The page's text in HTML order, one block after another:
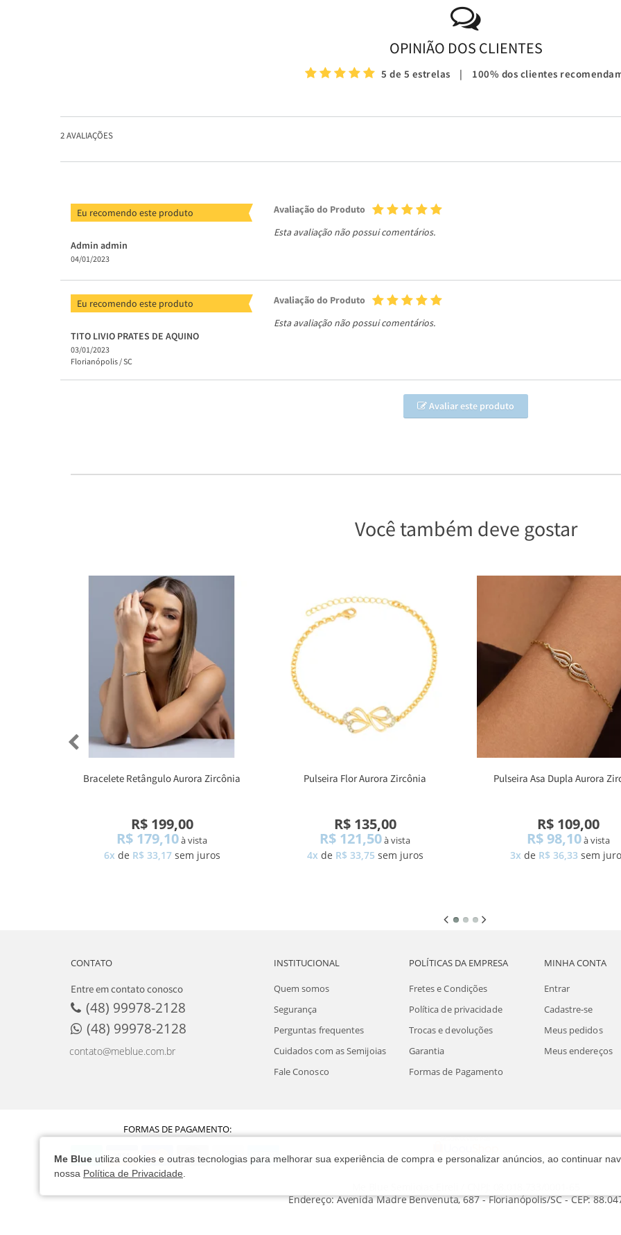
Me Blue utiliza cookies e outras tecnologias para melhorar sua experiência de compra e personalizar anúncios, ao continuar
nossa Política de Privacidade
OPINIÃO DOS CLIENTES
5 de 5 estrelas | 100% dos clientes
2AVALIAÇÕES
Eu recomendo este produto
Admin admin
04/01/2023
Avaliação do Produto
Esta avaliação não possui comentários.
Eu recomendo este produto
TITO LIVIO PRATES DE AQUINO
03/01/2023
Florianópolis /SC
Avaliação do Produto
Esta avaliação não possui comentários.
Avaliar este produto
Você também deve gostar
Bracelete Retângulo Aurora Zircônia
R$ 199,00
R$ 179,10à vista
6x de R$ 33,17 sem juros
Pulseira Flor Aurora Zircônia
R$ 135,00
R$ 121,50à vista
4x de R$ 33,75 sem juros
Pulseira Asa Dupla Aurora
R$ 109,00
R$ 98,10à vista
3x de R$ 36,33 sem
CONTATO
Entre em contato conosco
(48) 99978-2128
(48) 99978-2128
contato@meblue.com.br
INSTITUCIONAL
Quem somos
Segurança
Perguntas frequentes
Cuidados com as Semijoias
Fale Conosco
POLÍTICAS DA EMPRESA
Fretes e Condições
Política de privacidade
Trocas e devoluções
Garantia
Formas de Pagamento
MINHA CONTA
Entrar
Cadastre-se
Meus pedidos
Meus endereços
FORMAS DE PAGAMENTO:
Endereço: Avenida Madre Benvenuta, 687 - Florianópolis/SC - CEP: